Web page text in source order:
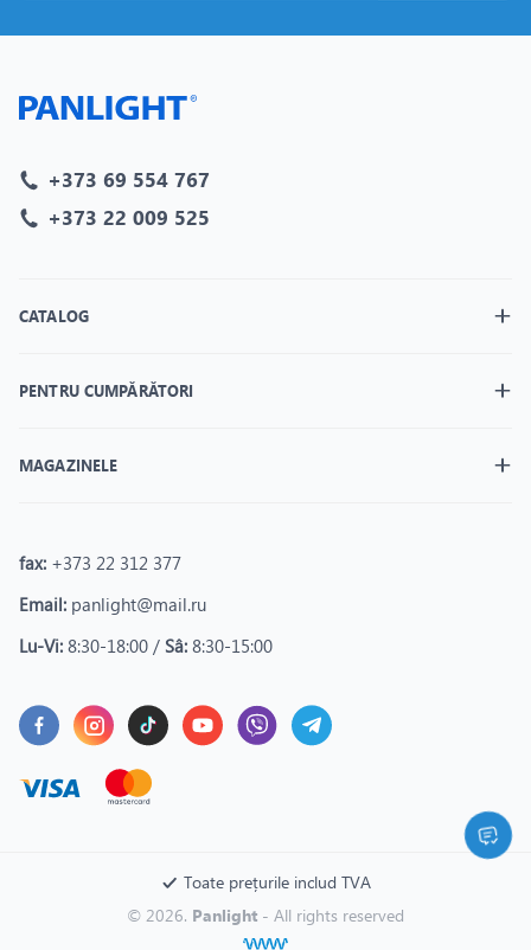
+373 69 554 767
+373 22 009 525
CATALOG
PENTRU CUMPĂRĂTORI
MAGAZINELE
fax: +373 22 312 377
Email: panlight@mail.ru
Lu-Vi: 8:30-18:00 / Sâ: 8:30-15:00
© 2026. Panlight - All rights reserved
Toate prețurile includ TVA